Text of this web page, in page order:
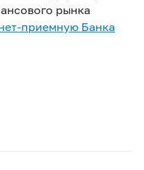
рынка
приемную Банка